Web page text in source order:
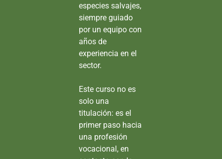
especies salvajes,
siempre guiado
por un equipo con
años de
experiencia en el
sector.
Este curso no es
solo una
titulación: es el
primer paso hacia
una profesión
vocacional, en